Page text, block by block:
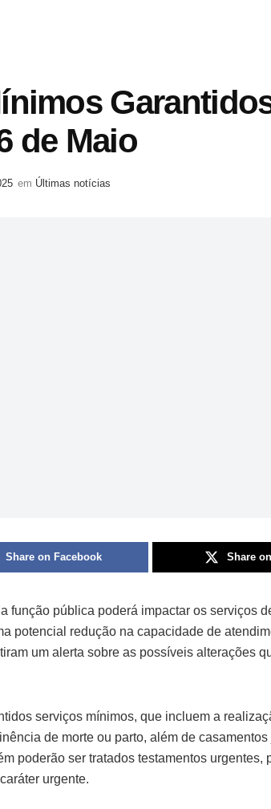
de Maio
em Últimas notícias
Share on Facebook Share
função pública poderá impactar os serviços
potencial redução na capacidade de
um alerta sobre as possíveis alterações
serviços mínimos, que incluem a
de morte ou parto, além de
poderão ser tratados testamentos urgentes,
urgente.